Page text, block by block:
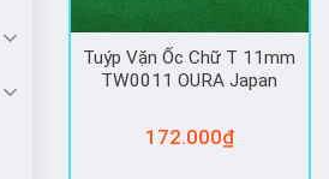
Tuýp Vặn Ốc Chữ T 11mm
TW0011 OURA Japan
172.000₫